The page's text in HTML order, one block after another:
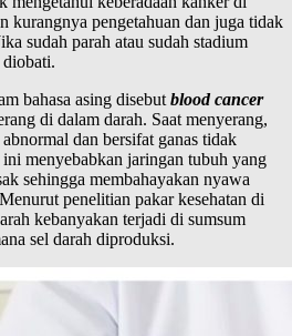
kurangnya pengetahuan dan juga tidak
sudah parah atau sudah stadium
bahasa asing disebut blood cancer
di dalam darah. Saat menyerang,
dan bersifat ganas tidak
menyebabkan jaringan tubuh yang
sehingga membahayakan nyawa
penelitian pakar kesehatan di
kebanyakan terjadi di sumsum
sel darah diproduksi.